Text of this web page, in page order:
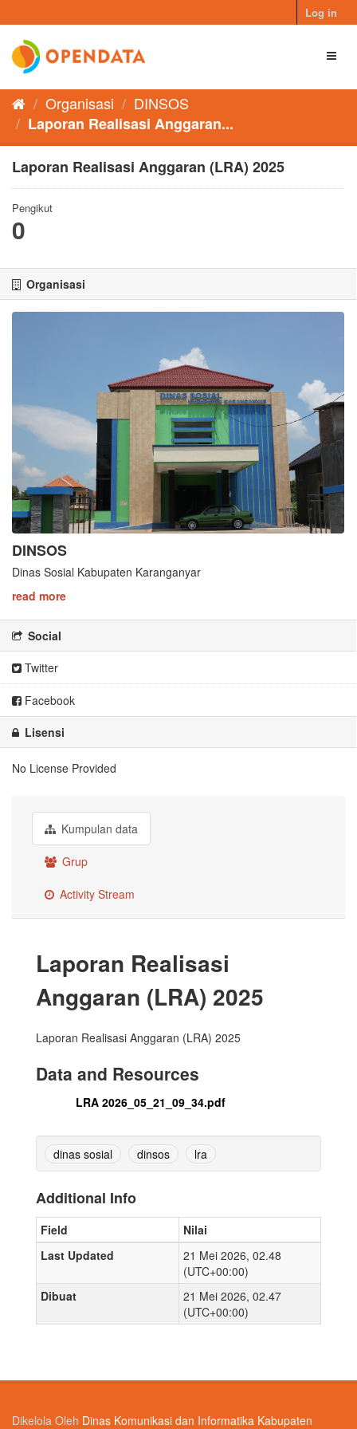
to
content
Log in
Organisasi
DINSOS
Laporan Realisasi Anggaran...
Laporan Realisasi Anggaran (LRA) 2025
Pengikut
0
Organisasi
DINSOS
Dinas Sosial Kabupaten Karanganyar
read more
Social
Twitter
Facebook
Lisensi
No License Provided
Kumpulan data
Grup
Activity Stream
Laporan Realisasi
Anggaran (LRA) 2025
Laporan Realisasi Anggaran (LRA) 2025
Data and Resources
LRA 2026_05_21_09_34.pdf
dinas sosial dinsos lra
Additional Info
Field
Nilai
Last Updated
21 Mei 2026, 02.48
(UTC+00:00)
Dibuat
21 Mei 2026, 02.47
(UTC+00:00)
Dikelola Oleh Dinas Komunikasi dan Informatika Kabupaten